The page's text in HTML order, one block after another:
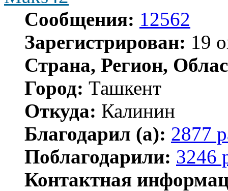
Сообщения: 12562
Зарегистрирован: 19
Страна, Регион,
Город: Ташкент
Откуда: Калинин
Благодарил (а): 2877
Поблагодарили: 3246
Контактная